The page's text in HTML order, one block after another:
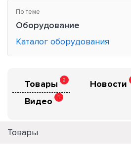
По теме
Оборудование
Каталог оборудования
Товары 2 Новости
Видео 1
Товары